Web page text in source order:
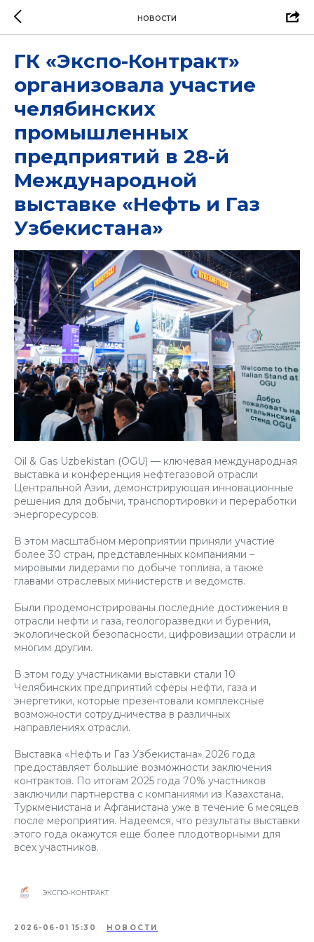
НОВОСТИ
ГК «Экспо-Контракт»
организовала участие
челябинских
промышленных
предприятий в 28-й
Международной
выставке «Нефть и Газ
Узбекистана»
Oil & Gas Uzbekistan (OGU) — ключевая международная
выставка и конференция нефтегазовой отрасли
Центральной Азии, демонстрирующая инновационные
решения для добычи, транспортировки и переработки
энергоресурсов.
В этом масштабном мероприятии приняли участие
более 30 стран, представленных компаниями –
мировыми лидерами по добыче топлива, а также
главами отраслевых министерств и ведомств.
Были продемонстрированы последние достижения в
отрасли нефти и газа, геологоразведки и бурения,
экологической безопасности, цифровизации отрасли и
многим другим.
В этом году участниками выставки стали 10
Челябинских предприятий сферы нефти, газа и
энергетики, которые презентовали комплексные
возможности сотрудничества в различных
направлениях отрасли.
Выставка «Нефть и Газ Узбекистана» 2026 года
предоставляет большие возможности заключения
контрактов. По итогам 2025 года 70% участников
заключили партнерства с компаниями из Казахстана,
Туркменистана и Афганистана уже в течение 6 месяцев
после мероприятия. Надеемся, что результаты выставки
этого года окажутся еще более плодотворными для
всех участников.
ЭКСПО-КОНТРАКТ
2026-06-01 15:30 НОВОСТИ